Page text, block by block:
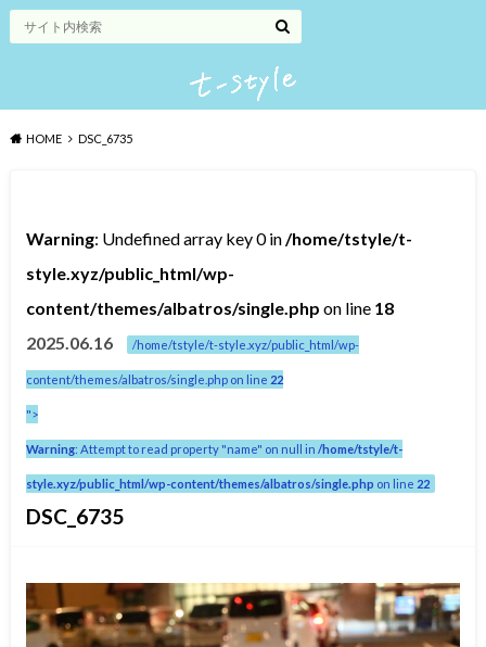
HOME DSC_6735
Warning: Undefined array key 0 in/home/tstyle/t-
style.xyz/public_html/wp-
content/themes/albatros/single.php on line 18
2025.06.16
/home/tstyle/t-style.xyz/public_html/wp-
content/themes/albatros/single.php on line 22
">
Warning: Attempt to read property "name" on null in/home/tstyle/t-
style.xyz/public_html/wp-content/themes/albatros/single.php on line 22
DSC_6735